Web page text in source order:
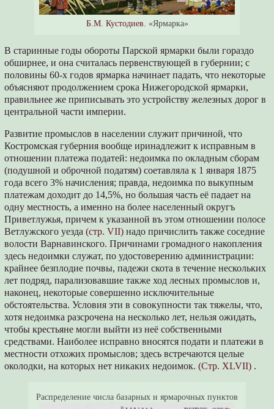
Б.М. Кустодиев. «Ярмарка»
В старинные годы обороты Парской ярмарки были гораздо
обширнее, и она считалась первенствующей в губернии; с
половины 60-х годов ярмарка начинает падать, что некоторые
объясняют продолжением срока Нижегородской ярмарки,
правильнее же приписывать это устройству железных дорог в
центральной части империи.
Развитие промыслов в населении служит причиной, что
Костромская губерния вообще иринадлежит к исправным в
отношении платежа податей: недоимка по окладным сборам
(подушной и оброчной податям) соетавляла к 1 января 1875
года всего 3% начисления; правда, недоимка по выкупным
платежам доходит до 14,5%, но большая часть её падает на
одну местность, а именно на более населенный округъ
Приветлужья, причем к указанной въ этом отношении полосе
Ветлужского уезда(стр. VII) надо причислить также соседние
волости Варнавинского. Причинами громадного накопления
здесь недоимки служат, по удостоверению администрации:
крайнее безплодие почвы, падежи скота в течение нескольких
лет подряд, парализовавшие также ход лесных промыслов и,
наконец, некоторые совершенно исключительные
обстоятельства. Условия эти в совокупности так тяжелы, что,
хотя недоимка разсрочена на несколько лет, нельзя ожидать,
чтобы крестьяне могли выйти из неё собственными
средствами. Наиболее исправно вносятся подати и платежи в
местности отхожих промыслов; здесь встречаются целые
околодки, на которых нет никаких недоимок.(Стр. XLVII) .
Распределение числа базарных и ярмарочных пунктов